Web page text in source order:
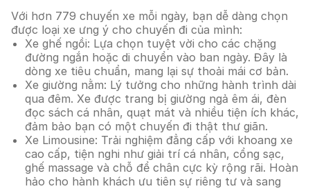
Với hơn 779 chuyến xe mỗi ngày, bạn dễ dàng chọn
được loại xe ưng ý cho chuyến đi của mình:
Xe ghế ngồi: Lựa chọn tuyệt vời cho các chặng
đường ngắn hoặc di chuyển vào ban ngày. Đây là
dòng xe tiêu chuẩn, mang lại sự thoải mái cơ bản.
Xe giường nằm: Lý tưởng cho những hành trình dài
qua đêm. Xe được trang bị giường ngả êm ái, đèn
đọc sách cá nhân, quạt mát và nhiều tiện ích khác,
đảm bảo bạn có một chuyến đi thật thư giãn.
Xe Limousine: Trải nghiệm đẳng cấp với khoang xe
cao cấp, tiện nghi như giải trí cá nhân, cổng sạc,
ghế massage và chỗ để chân cực kỳ rộng rãi. Hoàn
hảo cho hành khách ưu tiên sự riêng tư và sang